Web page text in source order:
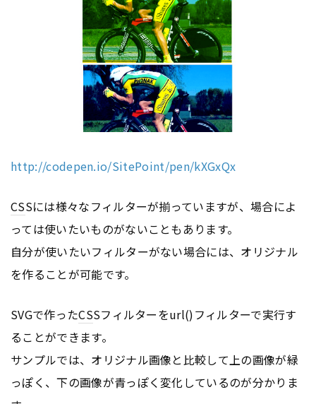
http://codepen.io/SitePoint/pen/kXGxQx
CSSには様々なフィルターが揃っていますが、場合によ
っては使いたいものがないこともあります。
自分が使いたいフィルターがない場合には、オリジナル
を作ることが可能です。
SVGで作ったCSSフィルターをurl()フィルターで実行す
ることができます。
サンプルでは、オリジナル画像と比較して上の画像が緑
っぽく、下の画像が青っぽく変化しているのが分かりま